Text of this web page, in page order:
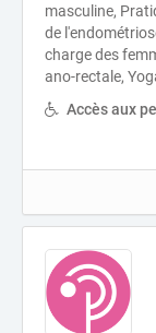
masculine,
de
charge des
ano-rectale,
Accès aux